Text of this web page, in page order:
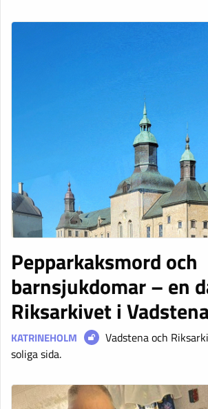
Pepparkaksmord och
barnsjukdomar – en
Riksarkivet i
KATRINEHOLM
Vadstena och
soliga sida.